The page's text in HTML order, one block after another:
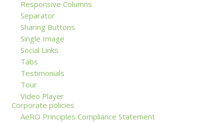
Responsive Columns
Separator
Sharing Buttons
Single Image
Social Links
Tabs
Testimonials
Tour
Video Player
Corporate policies
AeRO Principles Compliance Statement